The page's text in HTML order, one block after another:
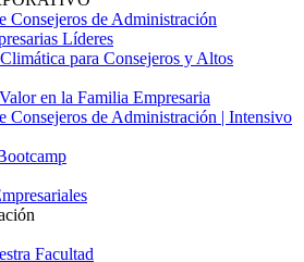
Consejeros de Administración
Líderes
para Consejeros y Altos
en la Familia Empresaria
Consejeros de Administración | Intensivo
Facultad